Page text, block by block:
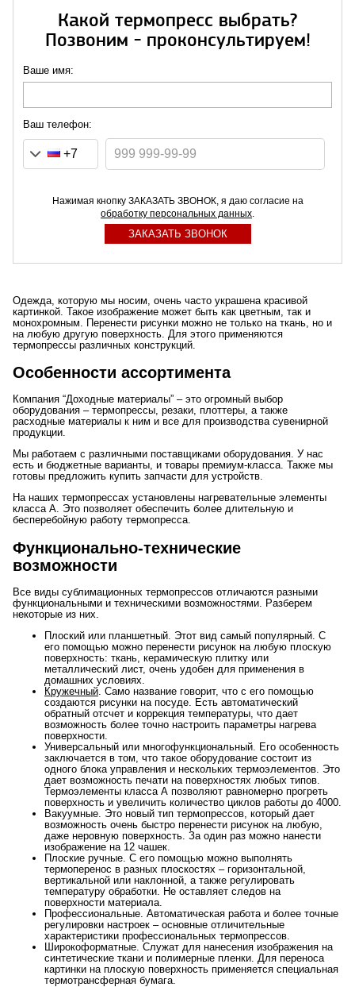
Какой термопресс выбрать?
Позвоним - проконсультируем!
Ваше имя:
Ваш телефон:
+7
Нажимая кнопку ЗАКАЗАТЬ ЗВОНОК, я даю согласие на
обработку персональных данных.
Одежда, которую мы носим, очень часто украшена красивой
картинкой. Такое изображение может быть как цветным, так и
монохромным. Перенести рисунки можно не только на ткань, но и
на любую другую поверхность. Для этого применяются
термопрессы различных конструкций.
Особенности ассортимента
Компания “Доходные материалы” ‒ это огромный выбор
оборудования – термопрессы, резаки, плоттеры, а также
расходные материалы к ним и все для производства сувенирной
продукции.
Мы работаем с различными поставщиками оборудования. У нас
есть и бюджетные варианты, и товары премиум-класса. Также мы
готовы предложить купить запчасти для устройств.
На наших термопрессах установлены нагревательные элементы
класса A. Это позволяет обеспечить более длительную и
бесперебойную работу термопресса.
Функционально-технические
возможности
Все виды сублимационных термопрессов отличаются разными
функциональными и техническими возможностями. Разберем
некоторые из них.
Плоский или планшетный. Этот вид самый популярный. С
его помощью можно перенести рисунок на любую плоскую
поверхность: ткань, керамическую плитку или
металлический лист, очень удобен для применения в
домашних условиях.
Кружечный . Само название говорит, что с его помощью
создаются рисунки на посуде. Есть автоматический
обратный отсчет и коррекция температуры, что дает
возможность более точно настроить параметры нагрева
поверхности.
Универсальный или многофункциональный. Его особенность
заключается в том, что такое оборудование состоит из
одного блока управления и нескольких термоэлементов. Это
дает возможность печати на поверхностях любых типов.
Термоэлементы класса А позволяют равномерно прогреть
поверхность и увеличить количество циклов работы до 4000.
Вакуумные. Это новый тип термопрессов, который дает
возможность очень быстро перенести рисунок на любую,
даже неровную поверхность. За один раз можно нанести
изображение на 12 чашек.
Плоские ручные. С его помощью можно выполнять
термоперенос в разных плоскостях – горизонтальной,
вертикальной или наклонной, а также регулировать
температуру обработки. Не оставляет следов на
поверхности материала.
Профессиональные. Автоматическая работа и более точные
регулировки настроек – основные отличительные
характеристики профессиональных термопрессов.
Широкоформатные. Служат для нанесения изображения на
синтетические ткани и полимерные пленки. Для переноса
картинки на плоскую поверхность применяется специальная
термотрансферная бумага.